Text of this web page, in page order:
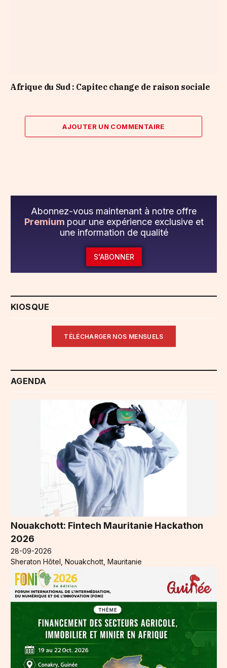
Afrique du Sud : Capitec change de raison sociale
AJOUTER UN COMMENTAIRE
Abonnez-vous maintenant à notre offre
Premium pour une expérience exclusive et
une information de qualité
S'ABONNER
KIOSQUE
TÉLÉCHARGER NOS MENSUELS
AGENDA
Nouakchott: Fintech Mauritanie Hackathon
2026
28-09-2026
Sheraton Hôtel, Nouakchott, Mauritanie